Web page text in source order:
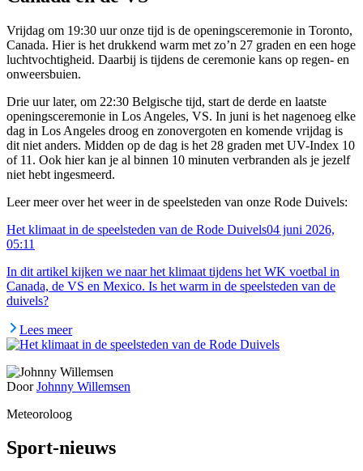
Vrijdag om 19:30 uur onze tijd is de openingsceremonie in Toronto,
Canada. Hier is het drukkend warm met zo’n 27 graden en een hoge
luchtvochtigheid. Daarbij is tijdens de ceremonie kans op regen- en
onweersbuien.
Drie uur later, om 22:30 Belgische tijd, start de derde en laatste
openingsceremonie in Los Angeles, VS. In juni is het nagenoeg elke
dag in Los Angeles droog en zonovergoten en komende vrijdag is
dit niet anders. Midden op de dag is het 28 graden met UV-Index 10
of 11. Ook hier kan je al binnen 10 minuten verbranden als je jezelf
niet hebt ingesmeerd.
Leer meer over het weer in de speelsteden van onze Rode Duivels:
Het klimaat in de speelsteden van de Rode Duivels04 juni 2026,
05:11
In dit artikel kijken we naar het klimaat tijdens het WK voetbal in
Canada, de VS en Mexico. Is het warm in de speelsteden van de
duivels?
Lees meer
DoorJohnny Willemsen
Meteoroloog
Sport-nieuws